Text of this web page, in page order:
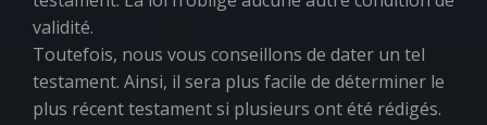
validité.
Toutefois, nous vous conseillons de dater un tel
testament. Ainsi, il sera plus facile de déterminer le
plus récent testament si plusieurs ont été rédigés.